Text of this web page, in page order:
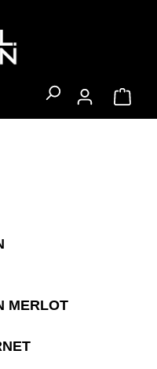
MERLOT